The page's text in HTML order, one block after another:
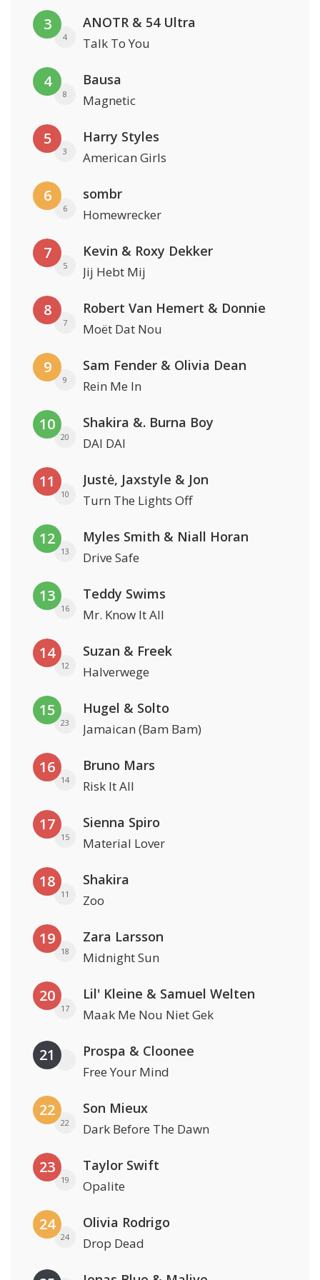
3
4
ANOTR & 54 Ultra
Talk To You
4
8
Bausa
Magnetic
5
3
Harry Styles
American Girls
6
6
sombr
Homewrecker
7
5
Kevin & Roxy Dekker
Jij Hebt Mij
8
7
Robert Van Hemert & Donnie
Moët Dat Nou
9
9
Sam Fender & Olivia Dean
Rein Me In
10
20
Shakira &. Burna Boy
DAI DAI
11
10
Justė, Jaxstyle & Jon
Turn The Lights Off
12
13
Myles Smith & Niall Horan
Drive Safe
13
16
Teddy Swims
Mr. Know It All
14
12
Suzan & Freek
Halverwege
15
23
Hugel & Solto
Jamaican (Bam Bam)
16
14
Bruno Mars
Risk It All
17
15
Sienna Spiro
Material Lover
18
11
Shakira
Zoo
19
18
Zara Larsson
Midnight Sun
20
17
Lil' Kleine & Samuel Welten
Maak Me Nou Niet Gek
21 Prospa & Cloonee
Free Your Mind
22
22
Son Mieux
Dark Before The Dawn
23
19
Taylor Swift
Opalite
24
24
Olivia Rodrigo
Drop Dead